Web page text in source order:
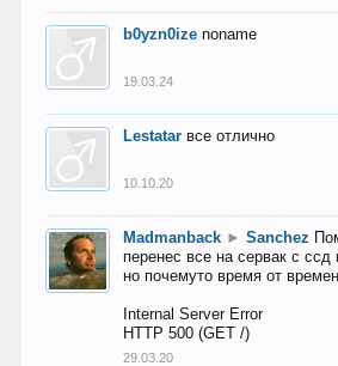
b0yzn0ize noname
19.03.24
Lestatar все отлично
10.10.20
Madmanback ► Sanchez
перенес все на сервак с ссд
но почемуто время от
Internal Server Error
HTTP 500 (GET /)
29.03.20